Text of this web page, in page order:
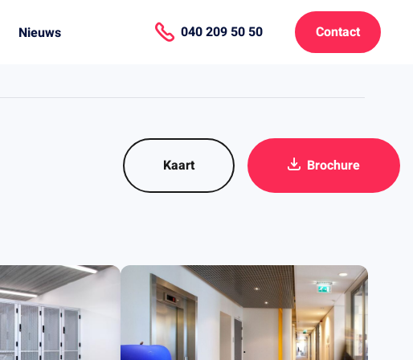
Nieuws 040 209 50 50 Contact
Kaart Brochure
.